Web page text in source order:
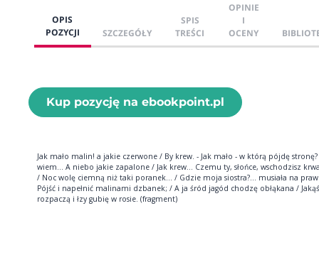
OPIS
POZYCJI
SZCZEGÓŁY
SPIS
TREŚCI
OPINIE
I
OCENY
Kup pozycję na ebookpoint.pl
Jak mało malin! a jakie czerwone / By krew. - Jak mało - w którą pójdę
wiem... A niebo jakie zapalone / Jak krew... Czemu ty, słońce, wschodzisz
/ Noc wolę ciemną niż taki poranek... / Gdzie moja siostra?... musiała na
Pójść i napełnić malinami dzbanek; / A ja śród jagód chodzę obłąkana / Jakąś
rozpaczą i łzy gubię w rosie. (fragment)